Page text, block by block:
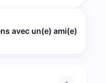
avec un(e) ami(e)